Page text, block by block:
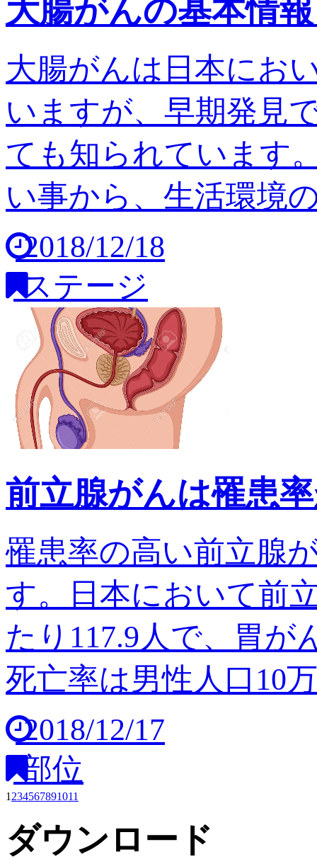
大腸がんの基本情
大腸がんは日本にお
いますが、早期発見
ても知られています
い事から、生活環境
2018/12/18
ステージ
前立腺がんは罹患
罹患率の高い前立腺
す。日本において前
たり117.9人で、胃が
死亡率は男性人口10
2018/12/17
部位
1 234567891011
ダウンロード